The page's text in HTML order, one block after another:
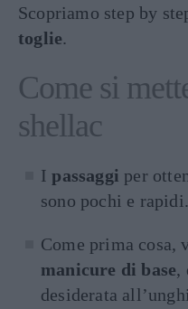
Scopriamo step by
toglie.
Come si
shellac
Ipassaggi per
sono pochi e rapidi.
Come prima cosa,
manicure di base,
desiderata